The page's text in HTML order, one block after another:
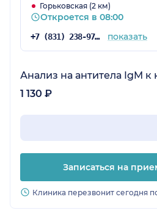
Горьковская (2 км)
Откроется в 08:00
+7 (831) 238-97-02 показать
Анализ на антитела IgM к
1 130 ₽
Записаться на
Клиника перезвонит сегодня